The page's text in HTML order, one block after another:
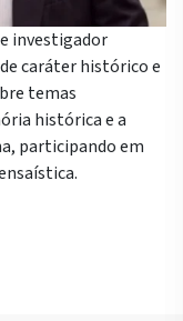
investigador
caráter histórico e
temas
histórica e a
participando em